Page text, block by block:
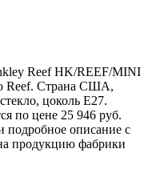
Reef HK/REEF/MINI
Reef. Страна США,
цоколь E27.
по цене 25 946 руб.
подробное описание с
продукцию фабрики